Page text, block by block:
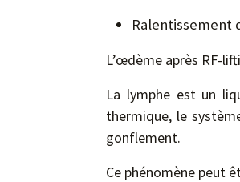
Ralentissement
L’œdème après RF-
La lymphe est un
thermique, le
gonflement.
Ce phénomène peut